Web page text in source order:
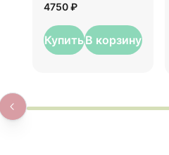
4750 ₽
КупитьВ корзину